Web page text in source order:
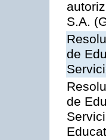
S.A.
de
de